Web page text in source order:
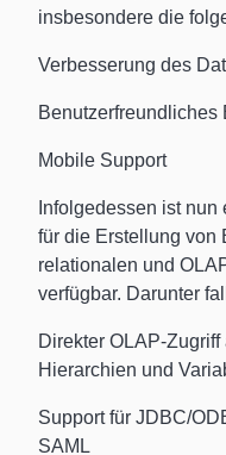
insbesondere die
Verbesserung des
Benutzerfreundliches
Mobile Support
Infolgedessen ist
für die Erstellung von
relationalen und
verfügbar. Darunter
Direkter OLAP-
Hierarchien und
Support für JDBC/
SAML